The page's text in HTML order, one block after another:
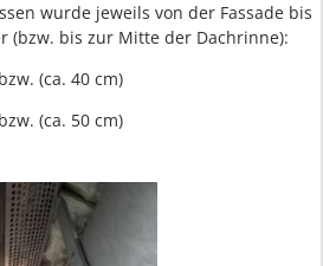
wurde jeweils von der Fassade bis
(bzw. bis zur Mitte der Dachrinne):
(ca. 40 cm)
(ca. 50 cm)